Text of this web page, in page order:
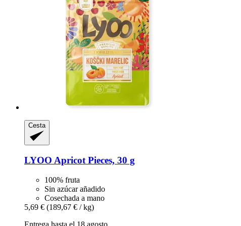
Cesta
LYOO Apricot Pieces, 30 g
100% fruta
Sin azúcar añadido
Cosechada a mano
5,69 € (189,67 € / kg)
Entrega hasta el 18 agosto